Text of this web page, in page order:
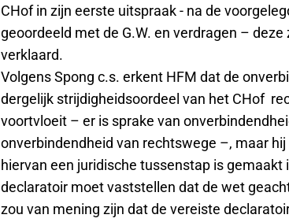
CHof in zijn eerste uitspraak - na de
geoordeeld met de G.W. en verdragen –
verklaard.
Volgens Spong c.s. erkent HFM dat de
dergelijk strijdigheidsoordeel van het CHof
voortvloeit – er is sprake van
onverbindendheid van rechtswege –, maar
hiervan een juridische tussenstap is
declaratoir moet vaststellen dat de wet
zou van mening zijn dat de vereiste